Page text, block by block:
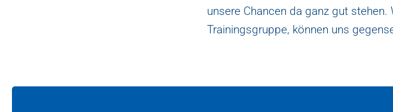
unsere Chancen da ganz gut
Trainingsgruppe, können uns